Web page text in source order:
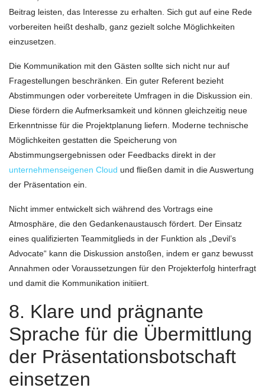
Beitrag leisten, das Interesse zu erhalten. Sich gut auf eine Rede
vorbereiten heißt deshalb, ganz gezielt solche Möglichkeiten
einzusetzen.
Die Kommunikation mit den Gästen sollte sich nicht nur auf
Fragestellungen beschränken. Ein guter Referent bezieht
Abstimmungen oder vorbereitete Umfragen in die Diskussion ein.
Diese fördern die Aufmerksamkeit und können gleichzeitig neue
Erkenntnisse für die Projektplanung liefern. Moderne technische
Möglichkeiten gestatten die Speicherung von
Abstimmungsergebnissen oder Feedbacks direkt in der
unternehmenseigenen Cloud und fließen damit in die Auswertung
der Präsentation ein.
Nicht immer entwickelt sich während des Vortrags eine
Atmosphäre, die den Gedankenaustausch fördert. Der Einsatz
eines qualifizierten Teammitglieds in der Funktion als „Devil’s
Advocate“ kann die Diskussion anstoßen, indem er ganz bewusst
Annahmen oder Voraussetzungen für den Projekterfolg hinterfragt
und damit die Kommunikation initiiert.
8. Klare und prägnante
Sprache für die Übermittlung
der Präsentationsbotschaft
einsetzen